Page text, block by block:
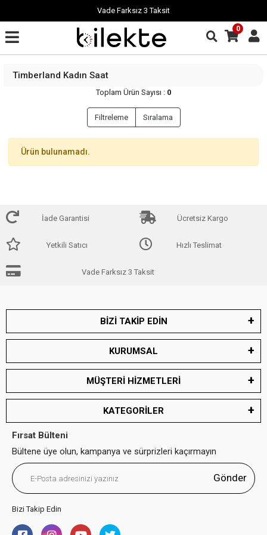
Vade Farksız 3 Taksit
0
Timberland Kadın Saat
Toplam Ürün Sayısı : 0
Filtreleme Sıralama
Ürün bulunamadı.
İade Garantisi Ücretsiz Kargo
Yetkili Satıcı Hızlı Teslimat
Vade Farksız 3 Taksit
BİZİ TAKİP EDİN
KURUMSAL
MÜŞTERİ HİZMETLERİ
KATEGORİLER
Fırsat Bülteni
Bültene üye olun, kampanya ve sürprizleri kaçırmayın
Gönder
Bizi Takip Edin